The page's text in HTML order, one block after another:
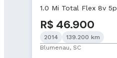
1.0 Mi Total Flex 8v 5p
R$ 46.900
2014
139.200 km
Blumenau, SC